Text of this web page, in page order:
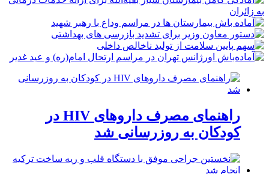
راهنمای مصرف داروهای HIV در
کودکان به روزرسانی شد